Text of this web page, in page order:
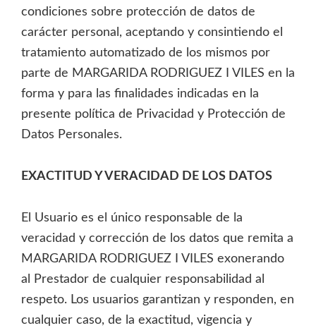
condiciones sobre protección de datos de
carácter personal, aceptando y consintiendo el
tratamiento automatizado de los mismos por
parte de MARGARIDA RODRIGUEZ I VILES en la
forma y para las finalidades indicadas en la
presente política de Privacidad y Protección de
Datos Personales.
EXACTITUD Y VERACIDAD DE LOS DATOS
El Usuario es el único responsable de la
veracidad y corrección de los datos que remita a
MARGARIDA RODRIGUEZ I VILES exonerando
al Prestador de cualquier responsabilidad al
respeto. Los usuarios garantizan y responden, en
cualquier caso, de la exactitud, vigencia y